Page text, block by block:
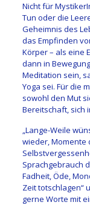
Nicht für
Tun oder die
Geheimnis des
das Empfinden
Körper – als eine
dann in
Meditation sein,
Yoga sei. Für die
sowohl den Mut
Bereitschaft, sich
„Lange-Weile
wieder, Momente
Sprachgebrauch
Fadheit, Öde,
Zeit totschlagen“
gerne Worte mit